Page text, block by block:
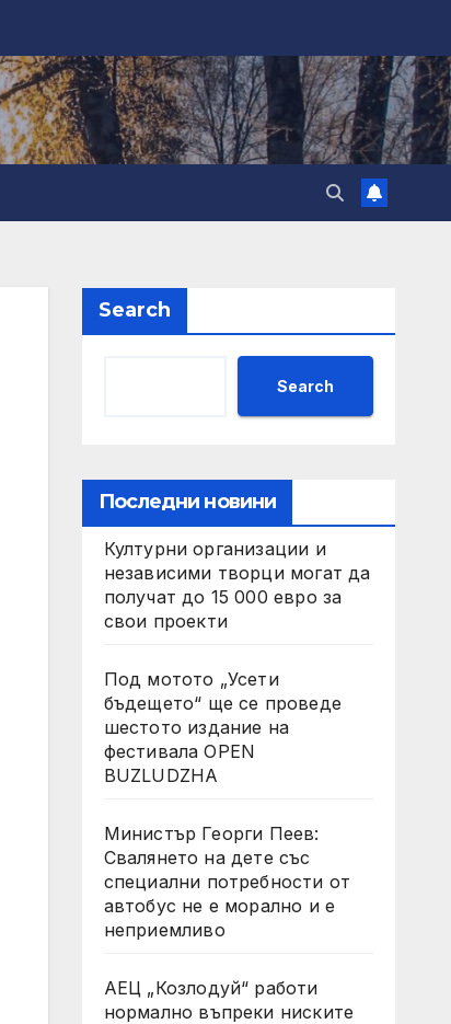
Search
Search
Последни новини
Културни организации и
независими творци могат да
получат до 15 000 евро за
свои проекти
Под мотото „Усети
бъдещето“ ще се проведе
шестото издание на
фестивала OPEN
BUZLUDZHA
Министър Георги Пеев:
Свалянето на дете със
специални потребности от
автобус не е морално и е
неприемливо
АЕЦ „Козлодуй“ работи
нормално въпреки ниските